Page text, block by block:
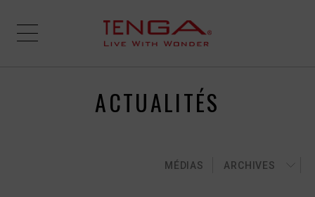
ACTUALITÉS
MÉDIAS ARCHIVES